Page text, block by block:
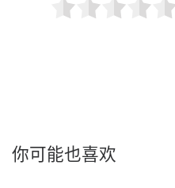
你可能也喜欢